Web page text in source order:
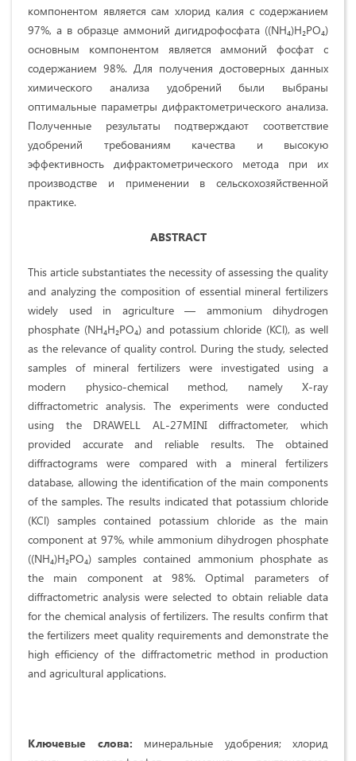
компонентом является сам хлорид калия с содержанием
97%, а в образце аммоний дигидрофосфата ((NH₄)H₂PO₄)
основным компонентом является аммоний фосфат с
содержанием 98%. Для получения достоверных данных
химического анализа удобрений были выбраны
оптимальные параметры дифрактометрического анализа.
Полученные результаты подтверждают соответствие
удобрений требованиям качества и высокую
эффективность дифрактометрического метода при их
производстве и применении в сельскохозяйственной
практике.
ABSTRACT
This article substantiates the necessity of assessing the quality
and analyzing the composition of essential mineral fertilizers
widely used in agriculture — ammonium dihydrogen
phosphate (NH₄H₂PO₄) and potassium chloride (KCl), as well
as the relevance of quality control. During the study, selected
samples of mineral fertilizers were investigated using a
modern physico-chemical method, namely X-ray
diffractometric analysis. The experiments were conducted
using the DRAWELL AL-27MINI diffractometer, which
provided accurate and reliable results. The obtained
diffractograms were compared with a mineral fertilizers
database, allowing the identification of the main components
of the samples. The results indicated that potassium chloride
(KCl) samples contained potassium chloride as the main
component at 97%, while ammonium dihydrogen phosphate
((NH₄)H₂PO₄) samples contained ammonium phosphate as
the main component at 98%. Optimal parameters of
diffractometric analysis were selected to obtain reliable data
for the chemical analysis of fertilizers. The results confirm that
the fertilizers meet quality requirements and demonstrate the
high efficiency of the diffractometric method in production
and agricultural applications.
Ключевые слова: минеральные удобрения; хлорид